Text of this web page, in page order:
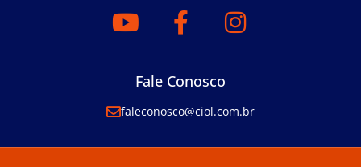
Fale Conosco
faleconosco@ciol.com.br